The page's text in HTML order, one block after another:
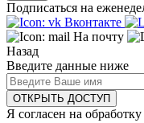
Подписаться на
Вконтакте
На почту
Назад
Введите данные ниже
ОТКРЫТЬ ДОСТУП
Я согласен на